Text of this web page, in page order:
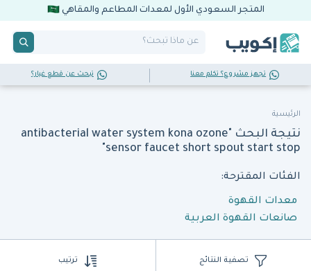
المتجر السعودي الأول لمعدات المطاعم والمقاهي
تجهز مشروع؟ تكلم معنا تبحث عن قطع غيار؟
الرئيسية
نتيجة البحث "antibacterial water system kona ozone
sensor faucet short spout start stop"
الفئات المقترحة:
معدات القهوة
صانعات القهوة العربية
تصفية النتائج ترتيب